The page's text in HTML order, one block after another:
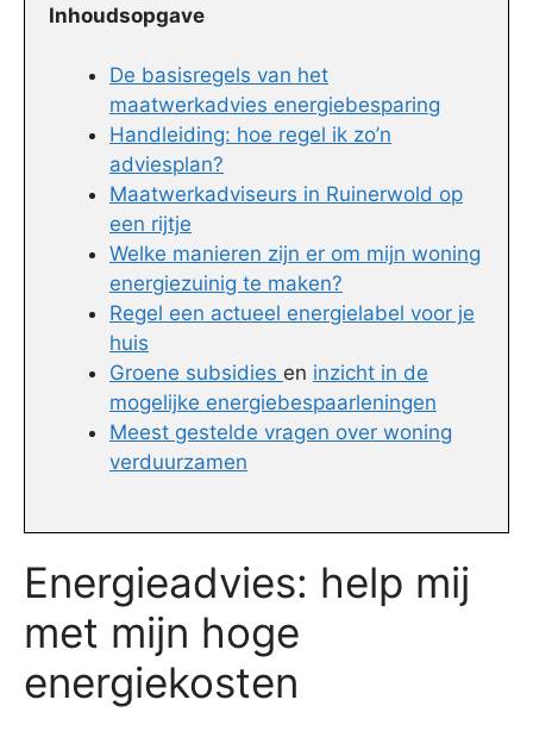
Inhoudsopgave
De basisregels van het
maatwerkadvies energiebesparing
Handleiding: hoe regel ik zo’n
adviesplan?
Maatwerkadviseurs in Ruinerwold op
een rijtje
Welke manieren zijn er om mijn woning
energiezuinig te maken?
Regel een actueel energielabel voor je
huis
Groene subsidies en inzicht in de
mogelijke energiebespaarleningen
Meest gestelde vragen over woning
verduurzamen
Energieadvies: help mij
met mijn hoge
energiekosten